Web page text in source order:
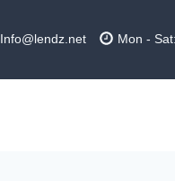
Info@lendz.net Mon -